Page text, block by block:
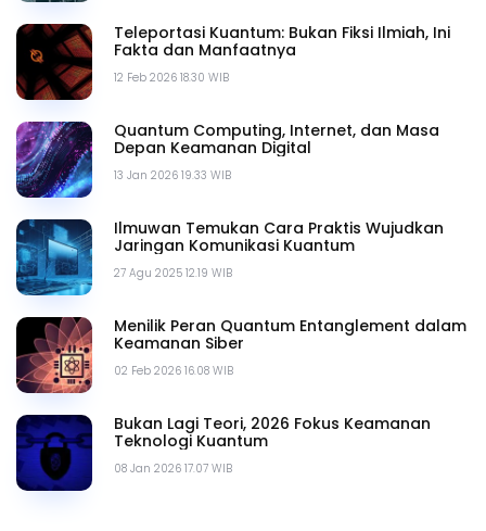
12 Feb 2026 18.30 WIB
Teleportasi Kuantum: Bukan Fiksi Ilmiah, Ini
Fakta dan Manfaatnya
13 Jan 2026 19.33 WIB
Quantum Computing, Internet, dan Masa
Depan Keamanan Digital
27 Agu 2025 12.19 WIB
Ilmuwan Temukan Cara Praktis Wujudkan
Jaringan Komunikasi Kuantum
02 Feb 2026 16.08 WIB
Menilik Peran Quantum Entanglement dalam
Keamanan Siber
08 Jan 2026 17.07 WIB
Bukan Lagi Teori, 2026 Fokus Keamanan
Teknologi Kuantum